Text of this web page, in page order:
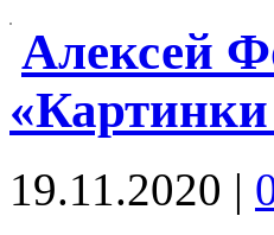
Алексей
19.11.2020 |